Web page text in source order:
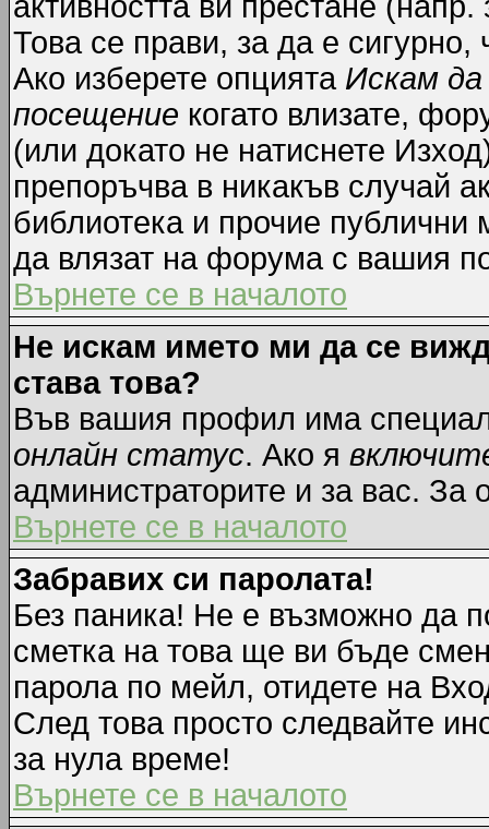
Това се прави, за да е
Ако изберете опцията Искам
посещение когато влизате,
(или докато не натиснете
препоръчва в никакъв случай
библиотека и прочие публични
да влязат на форума с вашия
Върнете се в началото
Не искам името ми да се
става това?
Във вашия профил има
онлайн статус. Ако я
администраторите и за вас. За
Върнете се в началото
Забравих си паролата!
Без паника! Не е възможно да
сметка на това ще ви бъде
парола по мейл, отидете на
След това просто следвайте
за нула време!
Върнете се в началото